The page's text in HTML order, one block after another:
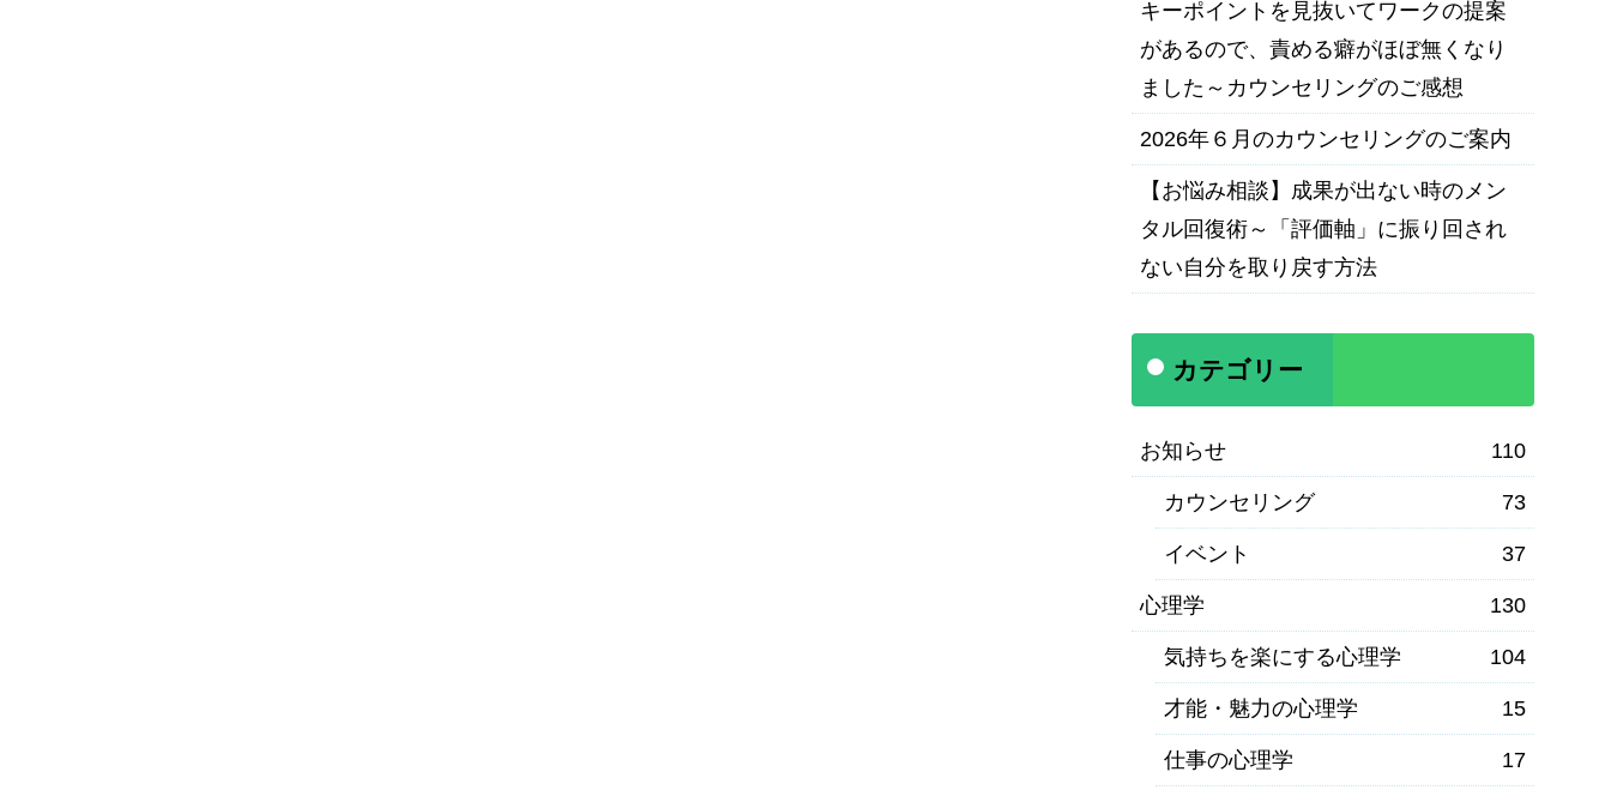
キーポイントを見抜いてワークの提案
があるので、責める癖がほぼ無くなり
ました～カウンセリングのご感想
2026年６月のカウンセリングのご案内
【お悩み相談】成果が出ない時のメン
タル回復術～「評価軸」に振り回され
ない自分を取り戻す方法
カテゴリー
お知らせ 110
カウンセリング 73
イベント 37
心理学 130
気持ちを楽にする心理学 104
才能・魅力の心理学 15
仕事の心理学 17